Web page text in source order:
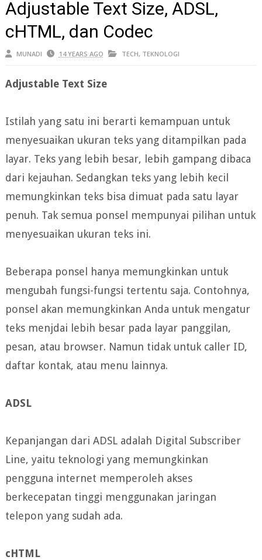
Adjustable Text Size, ADSL,
cHTML, dan Codec
MUNADI 14 YEARS AGO TECH, TEKNOLOGI
Adjustable Text Size
Istilah yang satu ini berarti kemampuan untuk
menyesuaikan ukuran teks yang ditampilkan pada
layar. Teks yang lebih besar, lebih gampang dibaca
dari kejauhan. Sedangkan teks yang lebih kecil
memungkinkan teks bisa dimuat pada satu layar
penuh. Tak semua ponsel mempunyai pilihan untuk
menyesuaikan ukuran teks ini.
Beberapa ponsel hanya memungkinkan untuk
mengubah fungsi-fungsi tertentu saja. Contohnya,
ponsel akan memungkinkan Anda untuk mengatur
teks menjdai lebih besar pada layar panggilan,
pesan, atau browser. Namun tidak untuk caller ID,
daftar kontak, atau menu lainnya.
ADSL
Kepanjangan dari ADSL adalah Digital Subscriber
Line, yaitu teknologi yang memungkinkan
pengguna internet memperoleh akses
berkecepatan tinggi menggunakan jaringan
telepon yang sudah ada.
cHTML